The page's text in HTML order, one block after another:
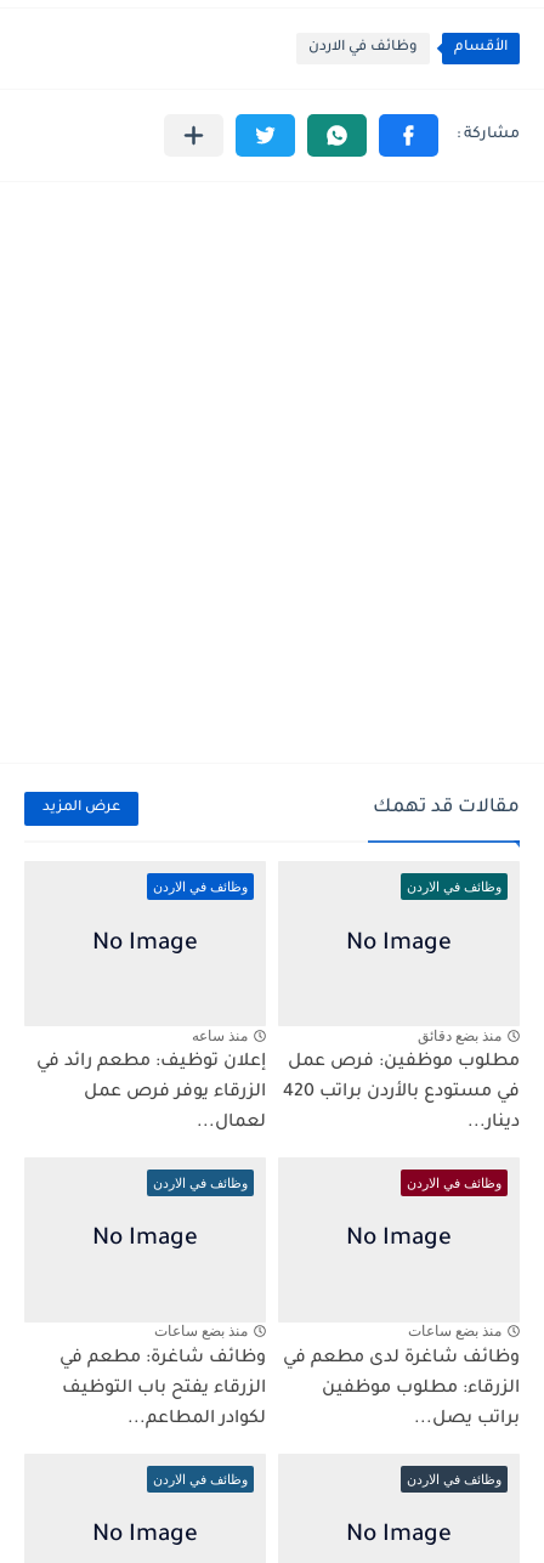
الأقسام وظائف في الاردن
مقالات قد تهمك عرض المزيد
وظائف في الاردن
منذ بضع دقائق
مطلوب موظفين: فرص عمل
في مستودع بالأردن براتب 420
دينار...
وظائف في الاردن
منذ ساعه
إعلان توظيف: مطعم رائد في
الزرقاء يوفر فرص عمل
لعمال...
وظائف في الاردن
منذ بضع ساعات
وظائف شاغرة لدى مطعم في
الزرقاء: مطلوب موظفين
براتب يصل...
وظائف في الاردن
منذ بضع ساعات
وظائف شاغرة: مطعم في
الزرقاء يفتح باب التوظيف
لكوادر المطاعم...
وظائف في الاردن وظائف في الاردن